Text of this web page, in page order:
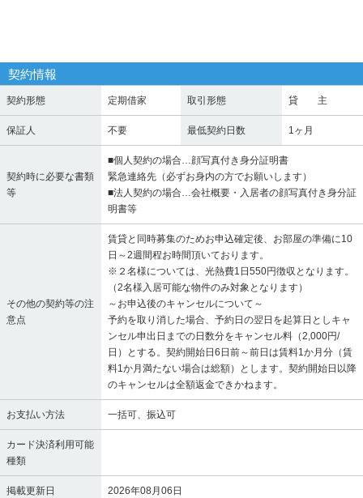
契約情報
契約形態 定期借家 取引形態 貸 主
保証人 不要 最低契約日数 1ヶ月
契約時に必要な書類
等
■個人契約の場合…顔写真付き身分証明書
緊急連絡先（必ずお身内の方でお願いします）
■法人契約の場合…会社概要・入居者の顔写真付き身分証
明書等
その他の契約等の注
意点
賃貸と同時募集のためお申込確定後、お部屋の準備に10
日～2週間程お時間頂いております。
※２名様については、光熱費1日550円徴収となります。
（2名様入居可能な物件のみ対象となります）
～お申込後のキャンセルについて～
予約を取り消した場合、予約日の翌日を起算日としキャ
ンセル申出日までの日数分をキャンセル料（2,000円/
日）とする。契約開始日6日前～前日は賃料1か月分（賃
料1か月満たない場合は総額）とします。契約開始日以降
のキャンセルは全額返金できかねます。
お支払い方法 一括可、振込可
カード決済利用可能
種類
掲載更新日 2026年08月06日